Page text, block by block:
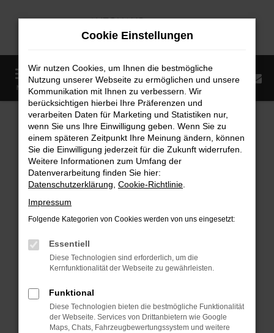
Zum
MENÜ
Startseite Fahrzeugangebote Fahrzeugmarkt
Fahrzeugmarkt
Fehler: Network Error
Beim Laden ist ein Fehler aufgetreten.
Hier sind ein paar Tipps, die dir helfen können:
Überprüfe deine Firewall und deine
Internetverbindung.
deine Suchmaschine?
Prüfe deine Browsererweiterungen.
Manche Erweiterungen, wie Werbeblocker,
Cookie Einstellungen
Wir nutzen Cookies, um Ihnen die bestmögliche
Nutzung unserer Webseite zu ermöglichen und unsere
Kommunikation mit Ihnen zu verbessern. Wir
berücksichtigen hierbei Ihre Präferenzen und
verarbeiten Daten für Marketing und Statistiken nur,
wenn Sie uns Ihre Einwilligung geben. Wenn Sie zu
einem späteren Zeitpunkt Ihre Meinung ändern, können
Sie die Einwilligung jederzeit für die Zukunft widerrufen.
Weitere Informationen zum Umfang der
Datenverarbeitung finden Sie hier:
Datenschutzerklärung Cookie-Richtlinie
Impressum
Folgende Kategorien von Cookies werden von uns eingesetzt:
Essentiell
Diese Technologien sind erforderlich, um die
Kernfunktionalität der Webseite zu gewährleisten.
Funktional
Diese Technologien bieten die bestmögliche Funktionalität
der Webseite. Services von Drittanbietern wie Google
Maps, Chats, Fahrzeugbewertungssystem und weitere